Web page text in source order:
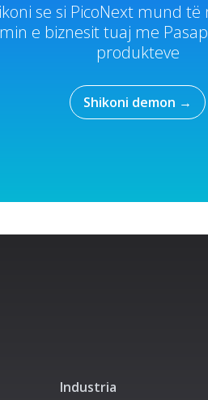
se si PicoNext mund
e biznesit tuaj me
produkteve
Shikoni demon →
Industria